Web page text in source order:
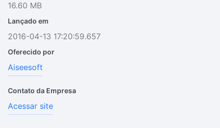
16.60 MB
Lançado em
2016-04-13 17:20:59.657
Oferecido por
Aiseesoft
Contato da Empresa
Acessar site